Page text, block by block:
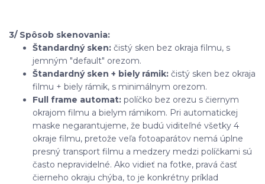
3/ Spôsob skenovania:
Štandardný sken: čistý sken bez okraja filmu, s
jemným "default" orezom.
Štandardný sken + biely rámik: čistý sken bez okraja
filmu + biely rámik, s minimálnym orezom.
Full frame automat: políčko bez orezu s čiernym
okrajom filmu a bielym rámikom. Pri automatickej
maske negarantujeme, že budú viditeľné všetky 4
okraje filmu, pretože veľa fotoaparátov nemá úplne
presný transport filmu a medzery medzi políčkami sú
často nepravidelné. Ako vidieť na fotke, pravá časť
čierneho okraju chýba, to je konkrétny príklad